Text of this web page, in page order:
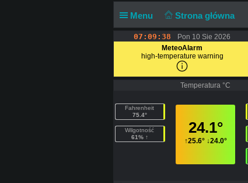
Menu Strona główna
07:09:38
Pon 10 Sie 2026
MeteoAlarm
high-temperature warning
Temperatura °C
Fahrenheit
75.4°
Wilgotność
61% ↑
24.1°
↑25.6°↓24.0°